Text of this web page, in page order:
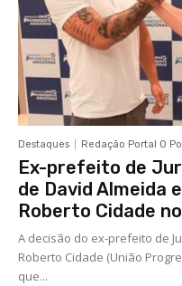
Destaques Redação Portal O
Ex-prefeito de
de David Almeida
Roberto Cidade
A decisão do ex-prefeito de
Roberto Cidade (União
que...